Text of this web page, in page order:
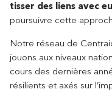
tisser des liens avec
poursuivre cette
Notre réseau de
jouons aux niveaux
cours des dernières
résilients et axés sur